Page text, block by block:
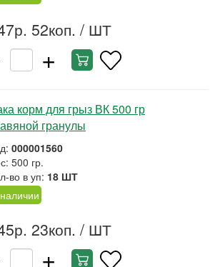
52коп. / ШТ
+
корм для грыз ВК 500 гр
гранулы
000001560
500 гр.
во в уп: 18 ШТ
23коп. / ШТ
+